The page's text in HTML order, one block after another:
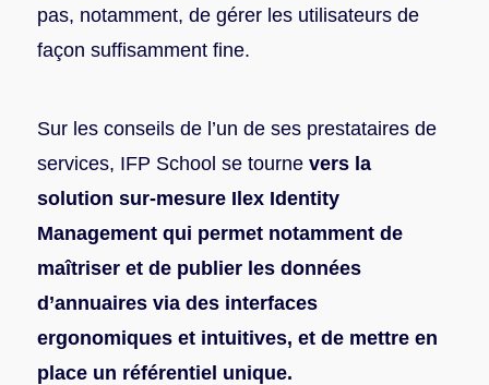
pas, notamment, de gérer les utilisateurs de
façon suffisamment fine.
Sur les conseils de l’un de ses prestataires de
services, IFP School se tourne vers la
solution sur-mesure Ilex Identity
Management qui permet notamment de
maîtriser et de publier les données
d’annuaires via des interfaces
ergonomiques et intuitives, et de mettre en
place un référentiel unique.